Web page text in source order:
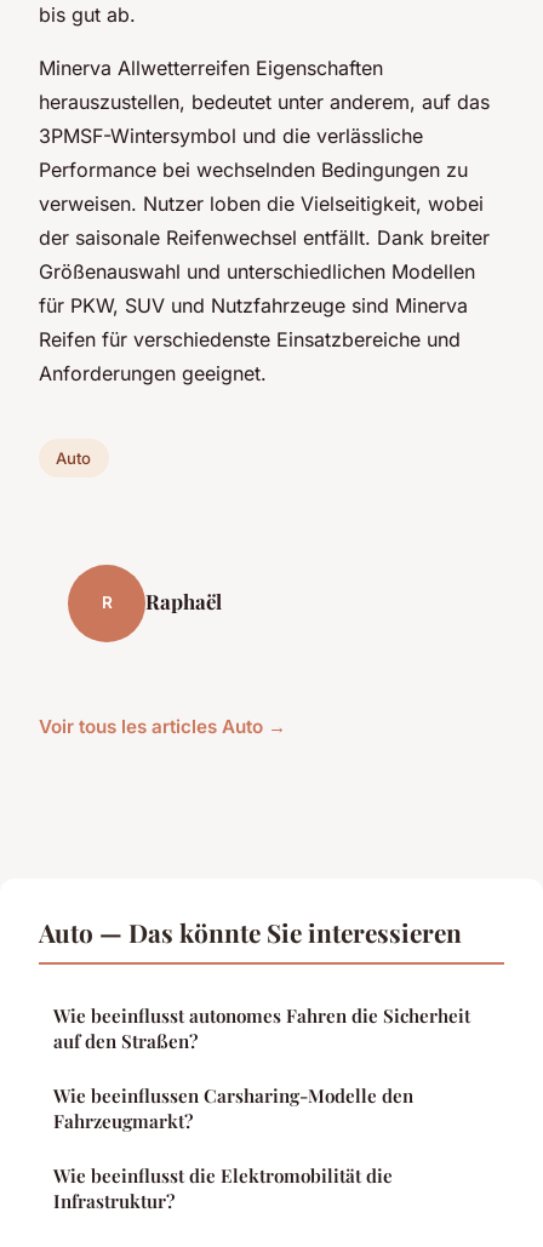
bis gut ab.
Minerva Allwetterreifen Eigenschaften
herauszustellen, bedeutet unter anderem, auf das
3PMSF-Wintersymbol und die verlässliche
Performance bei wechselnden Bedingungen zu
verweisen. Nutzer loben die Vielseitigkeit, wobei
der saisonale Reifenwechsel entfällt. Dank breiter
Größenauswahl und unterschiedlichen Modellen
für PKW, SUV und Nutzfahrzeuge sind Minerva
Reifen für verschiedenste Einsatzbereiche und
Anforderungen geeignet.
Auto
R Raphaël
Voir tous les articles Auto →
Auto — Das könnte Sie interessieren
Wie beeinflusst autonomes Fahren die Sicherheit
auf den Straßen?
Wie beeinflussen Carsharing-Modelle den
Fahrzeugmarkt?
Wie beeinflusst die Elektromobilität die
Infrastruktur?